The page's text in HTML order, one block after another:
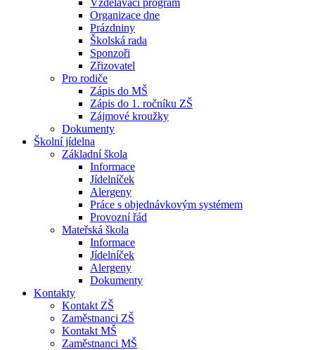
Vzdělávací program
Organizace dne
Prázdniny
Školská rada
Sponzoři
Zřizovatel
Pro rodiče
Zápis do MŠ
Zápis do 1. ročníku ZŠ
Zájmové kroužky
Dokumenty
Školní jídelna
Základní škola
Informace
Jídelníček
Alergeny
Práce s objednávkovým systémem
Provozní řád
Mateřská škola
Informace
Jídelníček
Alergeny
Dokumenty
Kontakty
Kontakt ZŠ
Zaměstnanci ZŠ
Kontakt MŠ
Zaměstnanci MŠ